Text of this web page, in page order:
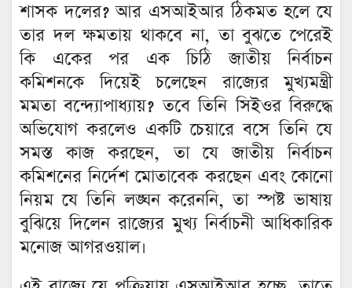
শাসক দলের? আর এসআইআর ঠিকমত হলে যে
তার দল ক্ষমতায় থাকবে না, তা বুঝতে পেরেই
কি একের পর এক চিঠি জাতীয় নির্বাচন
কমিশনকে দিয়েই চলেছেন রাজ্যের মুখ্যমন্ত্রী
মমতা বন্দ্যোপাধ্যায়? তবে তিনি সিইওর বিরুদ্ধে
অভিযোগ করলেও একটি চেয়ারে বসে তিনি যে
সমস্ত কাজ করছেন, তা যে জাতীয় নির্বাচন
কমিশনের নির্দেশ মোতাবেক করছেন এবং কোনো
নিয়ম যে তিনি লঙ্ঘন করেননি, তা স্পষ্ট ভাষায়
বুঝিয়ে দিলেন রাজ্যের মুখ্য নির্বাচনী আধিকারিক
মনোজ আগরওয়াল।